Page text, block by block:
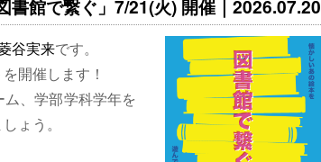
書館で繋ぐ」7/21(火) 開催｜2026.07.20
谷実来です。
開催します！
、学部学科学年を
ょう。